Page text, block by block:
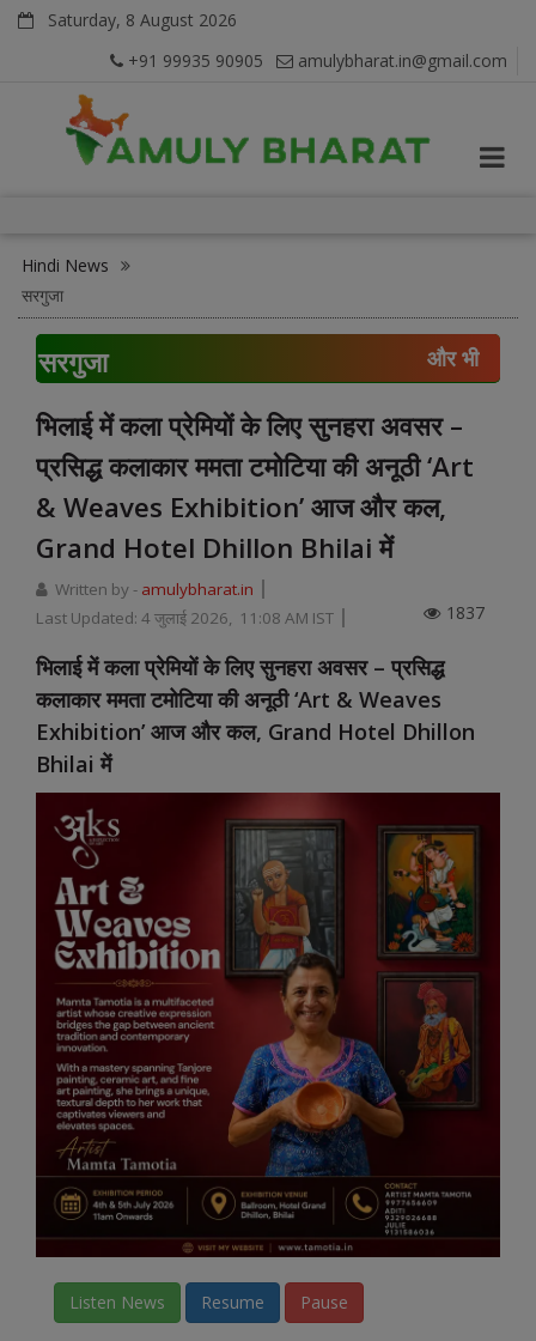
Saturday, 8 August 2026
+91 99935 90905
amulybharat.in@gmail.com
Hindi News
सरगुजा
सरगुजा और भी
भिलाई में कला प्रेमियों के लिए सुनहरा अवसर –
प्रसिद्ध कलाकार ममता टमोटिया की अनूठी ‘Art
& Weaves Exhibition’ आज और कल,
Grand Hotel Dhillon Bhilai में
Written by - amulybharat.in
Last Updated: 4 जुलाई 2026, 11:08 AM IST 1837
भिलाई में कला प्रेमियों के लिए सुनहरा अवसर – प्रसिद्ध
कलाकार ममता टमोटिया की अनूठी ‘Art & Weaves
Exhibition’ आज और कल, Grand Hotel Dhillon
Bhilai में
Listen News Resume Pause